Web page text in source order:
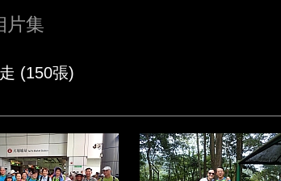
片集
(150張)